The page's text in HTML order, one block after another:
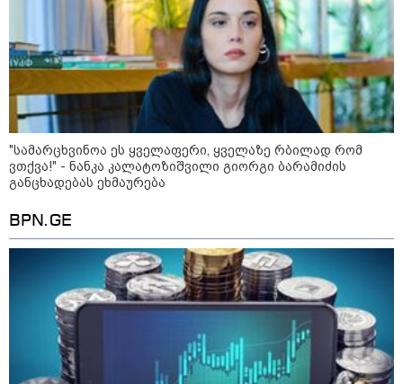
კატეგორიები
"სა­მარ­ცხვი­ნოა ეს ყვე­ლა­ფე­რი, ყვე­ლა­ზე რბი­ლად რომ
ვთქვა!" - ნანკა კალატოზიშვილი გიორგი ბარამიძის
განცხადებას ეხმაურება
BPN.GE